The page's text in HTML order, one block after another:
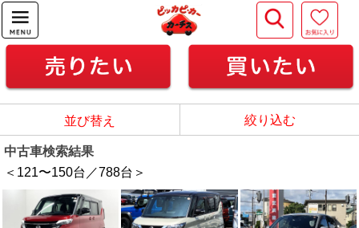
並び替え 絞り込む
中古車検索結果
＜121〜150台／788台＞